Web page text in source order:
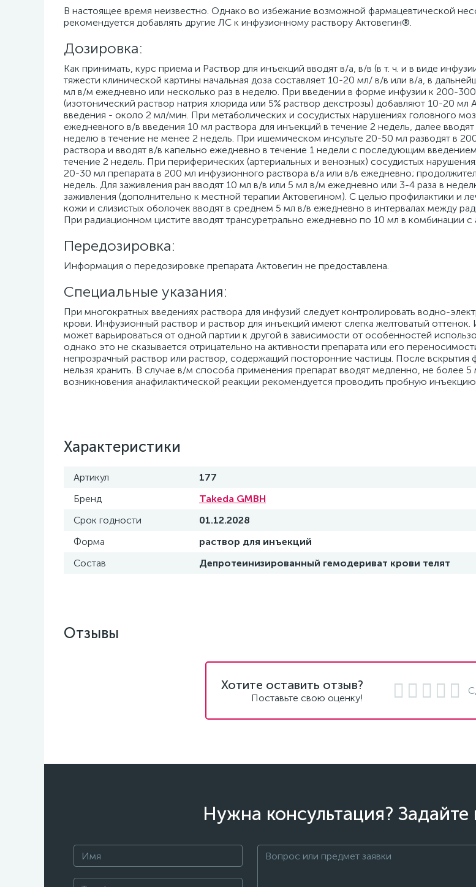
В настоящее время неизвестно. Однако во избежание возможной фармацевтической
рекомендуется добавлять другие ЛС к инфузионному раствору Актовегин®.
Дозировка:
Как принимать, курс приема и Раствор для инъекций вводят в/а, в/в (в т. ч. и в виде
тяжести клинической картины начальная доза составляет 10-20 мл/ в/в или в/а, в
мл в/м ежедневно или несколько раз в неделю. При введении в форме инфузии к 200-
(изотонический раствор натрия хлорида или 5% раствор декстрозы) добавляют 10-20 мл
введения - около 2 мл/мин. При метаболических и сосудистых нарушениях головного
ежедневного в/в введения 10 мл раствора для инъекций в течение 2 недель, далее
неделю в течение не менее 2 недель. При ишемическом инсульте 20-50 мл разводят в
раствора и вводят в/в капельно ежедневно в течение 1 недели с последующим
течение 2 недель. При периферических (артериальных и венозных) сосудистых
20-30 мл препарата в 200 мл инфузионного раствора в/а или в/в ежедневно;
недель. Для заживления ран вводят 10 мл в/в или 5 мл в/м ежедневно или 3-4 раза в
заживления (дополнительно к местной терапии Актовегином). С целью профилактики и
кожи и слизистых оболочек вводят в среднем 5 мл в/в ежедневно в интервалах между
При радиационном цистите вводят трансуретрально ежедневно по 10 мл в комбинации с
Передозировка:
Информация о передозировке препарата Актовегин не предоставлена.
Специальные указания:
При многократных введениях раствора для инфузий следует контролировать водно-
крови. Инфузионный раствор и раствор для инъекций имеют слегка желтоватый оттенок.
может варьироваться от одной партии к другой в зависимости от особенностей
однако это не сказывается отрицательно на активности препарата или его
непрозрачный раствор или раствор, содержащий посторонние частицы. После вскрытия
нельзя хранить. В случае в/м способа применения препарат вводят медленно, не более
возникновения анафилактической реакции рекомендуется проводить пробную
Характеристики
Артикул
177
Бренд
Takeda GMBH
Срок годности
01.12.2028
Форма
раствор для инъекций
Состав
Депротеинизированный гемодериват крови телят
Отзывы
Хотите оставить отзыв?
Поставьте свою оценку!
Нужна консультация?